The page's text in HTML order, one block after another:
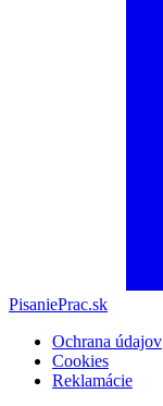
PisaniePrac.sk
Ochrana údajov
Cookies
Reklamácie